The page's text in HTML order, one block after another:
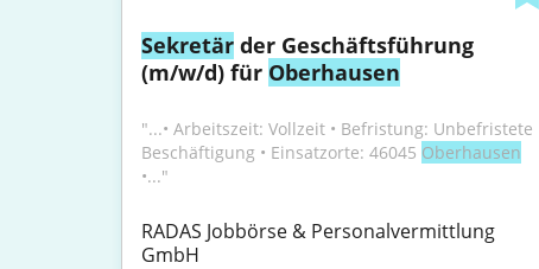
Sekretär der Geschäftsführung
(m/w/d) für Oberhausen
"...• Arbeitszeit: Vollzeit • Befristung: Unbefristete
Beschäftigung • Einsatzorte: 46045 Oberhausen
•..."
RADAS Jobbörse & Personalvermittlung
GmbH